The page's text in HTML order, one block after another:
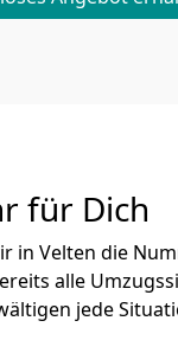
für Dich
in Velten die
alle
jede